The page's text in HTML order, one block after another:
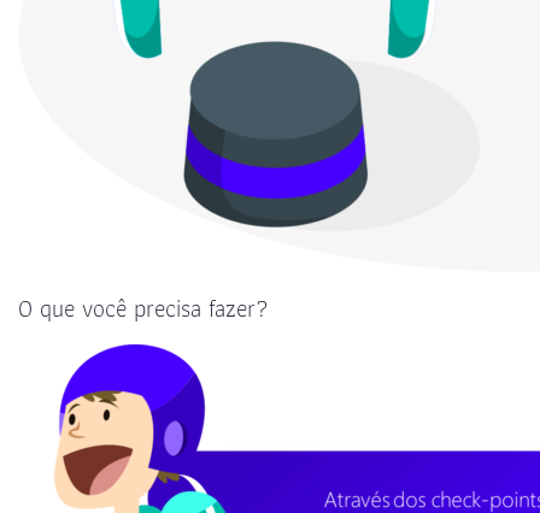
O que você precisa fazer?